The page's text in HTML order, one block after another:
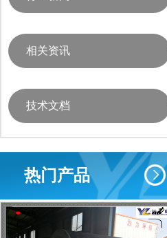
相关资讯
技术文档
热门产品